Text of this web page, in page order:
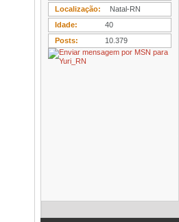
Localização
Natal-RN
Idade
40
Posts
10.379